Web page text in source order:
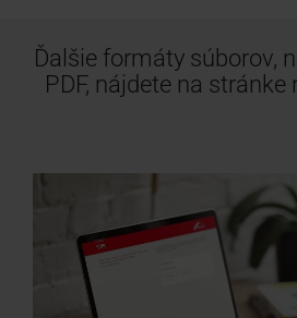
Ďalšie formáty súborov,
PDF, nájdete na